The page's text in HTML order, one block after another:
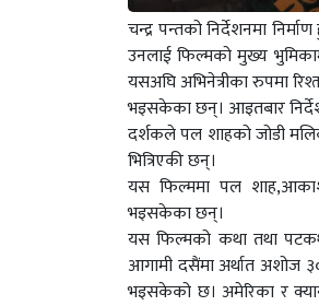
चन्द्र पन्तको निर्देशनमा
उनलाई फिल्मको मुख्य
यसअघि अभिनेत्रीका रुपमा
भइसकेका छन्। आइतबार
दर्शकले पल शाहको जोडी
भित्रिएकी छन्।
यस फिल्ममा पल शाह,आकाश
भइसकेका छन्।
यस फिल्मको कथा तथा
आगामी दसैंमा अर्थात अशोज
भइसकेको छ। अमेरिका र